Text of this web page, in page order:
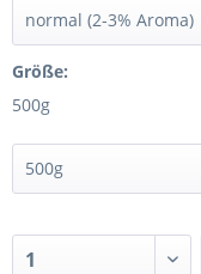
Größe:
500g